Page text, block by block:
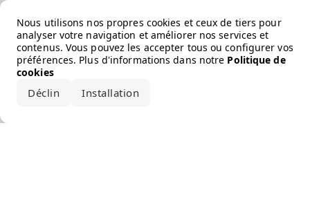
Nous utilisons nos propres cookies et ceux de tiers pour
analyser votre navigation et améliorer nos services et
contenus. Vous pouvez les accepter tous ou configurer vos
préférences. Plus d'informations dans notre Politique de
cookies
Déclin Installation
Error loading the brand